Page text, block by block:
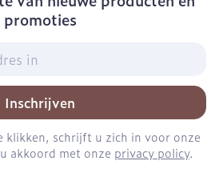
promoties
Inschrijven
klikken, schrijft u zich in voor onze
akkoord met onze privacy policy.